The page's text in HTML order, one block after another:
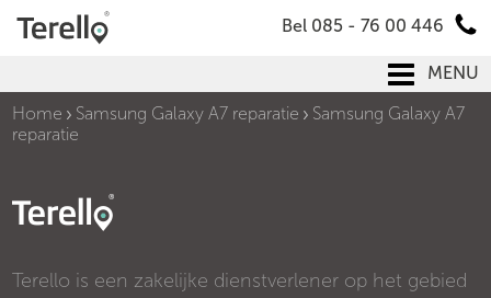
Bel 085 - 76 00 446
MENU
Home
Samsung Galaxy A7 reparatie
Samsung Galaxy A7
reparatie
Terello is een zakelijke dienstverlener op het gebied